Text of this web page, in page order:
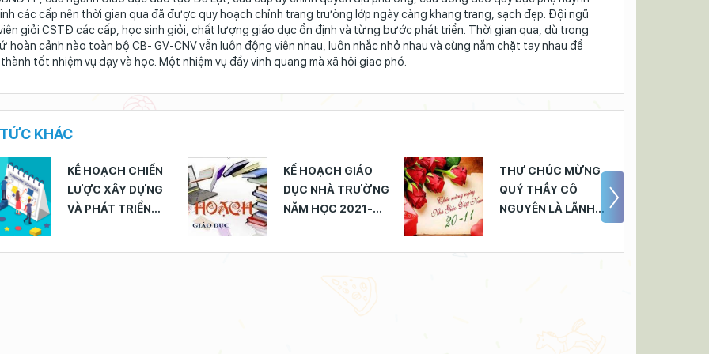
các cấp nên thời gian qua đã được quy hoạch chỉnh trang trường lớp ngày càng khang trang, sạch đẹp. Đội ngũ
giỏi CSTĐ các cấp, học sinh giỏi, chất lượng giáo dục ổn định và từng bước phát triển. Thời gian qua, dù trong
hoàn cảnh nào toàn bộ CB- GV-CNV vẫn luôn động viên nhau, luôn nhắc nhở nhau và cùng nắm chặt tay nhau để
tốt nhiệm vụ dạy và học. Một nhiệm vụ đầy vinh quang mà xã hội giao phó.​
KHÁC
KỀ HOẠCH CHIẾN
LƯỢC XÂY DỰNG
VÀ PHÁT TRIỂN
KẾ HOẠCH GIÁO
DỤC NHÀ TRƯỜNG
NĂM HỌC 2021-
THƯ CHÚC MỪNG
QUÝ THẦY CÔ
NGUYÊN LÀ LÃNH
TRƯỜNG LAM SƠN
NHÂN KỶ NIỆM 39